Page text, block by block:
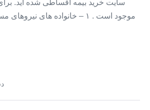
سایت خرید بیمه اقساطی شده اید.
موجود است . ۱ – خانواده های